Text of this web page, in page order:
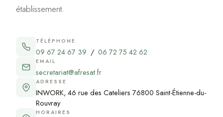
établissement.
TÉLÉPHONE
09 67 24 67 39 / 06 72 75 42 62
EMAIL
secretariat@afresat.fr
ADRESSE
INWORK, 46 rue des Cateliers 76800 Saint-Étienne-du-
Rouvray
HORAIRES